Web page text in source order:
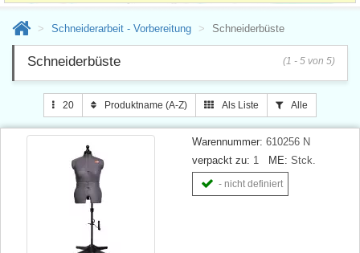
Schneiderarbeit - Vorbereitung Schneiderbüste
Schneiderbüste (1 - 5 von 5)
20 Produktname (A-Z) Als Liste Alle
Warennummer: 610256 N
verpackt zu: 1 ME: Stck.
- nicht definiert